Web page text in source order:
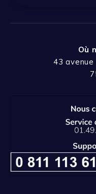
Où
43 avenue